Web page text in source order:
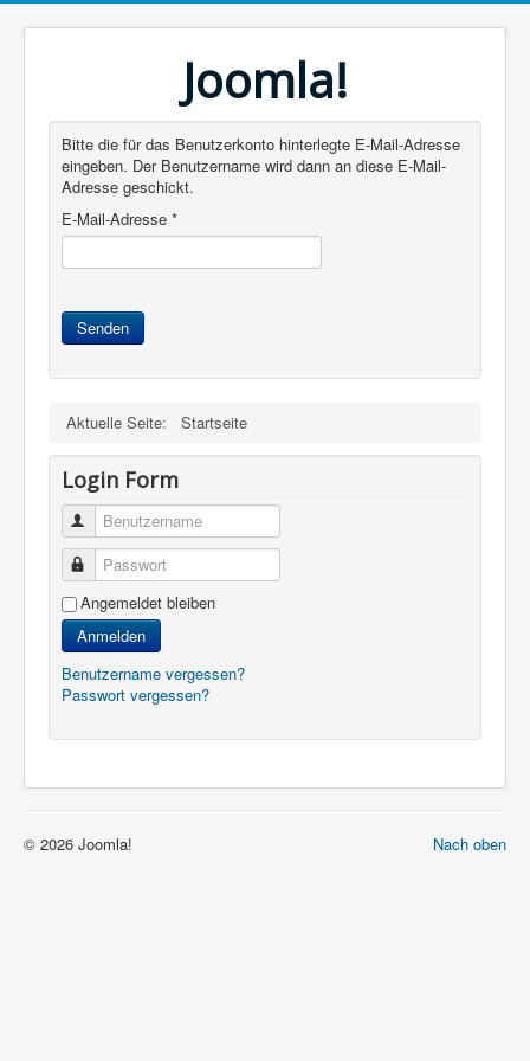
Joomla!
Bitte die für das Benutzerkonto hinterlegte E-Mail-Adresse
eingeben. Der Benutzername wird dann an diese E-Mail-
Adresse geschickt.
E-Mail-Adresse *
Senden
Aktuelle Seite: Startseite
Login Form
Benutzername
Passwort
Angemeldet bleiben
Anmelden
Benutzername vergessen?
Passwort vergessen?
Nach oben
© 2026 Joomla!